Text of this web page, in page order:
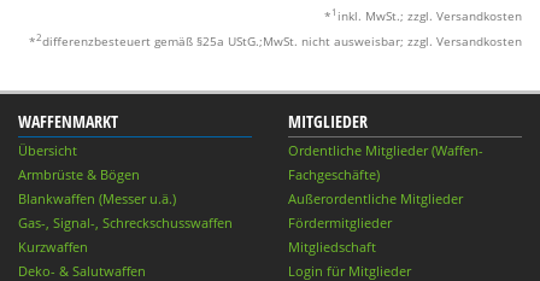
* 1 inkl. MwSt.; zzgl. Versandkosten
*2differenzbesteuert gemäß §25a UStG.;MwSt. nicht ausweisbar; zzgl. Versandkosten
WAFFENMARKT
Übersicht
Armbrüste & Bögen
Blankwaffen (Messer u.ä.)
Gas-, Signal-, Schreckschusswaffen
Kurzwaffen
Deko- & Salutwaffen
MITGLIEDER
Ordentliche Mitglieder (Waffen-
Fachgeschäfte)
Außerordentliche Mitglieder
Fördermitglieder
Mitgliedschaft
Login für Mitglieder